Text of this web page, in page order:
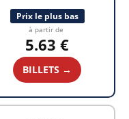
Prix le plus bas
à partir de
5.63 €
BILLETS →